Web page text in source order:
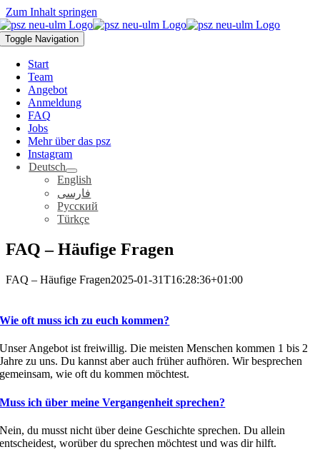
Zum Inhalt springen
Toggle Navigation
Start
Team
Angebot
Anmeldung
FAQ
Jobs
Mehr über das psz
Instagram
Deutsch
English
فارسی
Русский
Türkçe
FAQ – Häufige Fragen
FAQ – Häufige Fragen2025-01-31T16:28:36+01:00
Wie oft muss ich zu euch kommen?
Unser Angebot ist freiwillig. Die meisten Menschen kommen 1 bis 2
Jahre zu uns. Du kannst aber auch früher aufhören. Wir besprechen
gemeinsam, wie oft du kommen möchtest.
Muss ich über meine Vergangenheit sprechen?
Nein, du musst nicht über deine Geschichte sprechen. Du allein
entscheidest, worüber du sprechen möchtest und was dir hilft.